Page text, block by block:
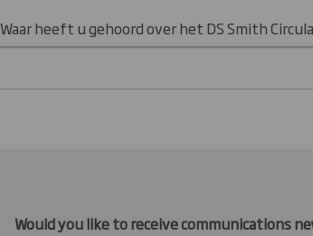
Waar heeft u gehoord over het DS Smith
Would you like to receive communications